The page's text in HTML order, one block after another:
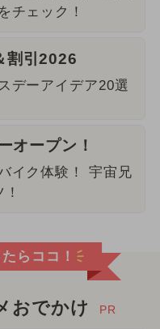
チェック！
割引2026
デーアイデア20選
オープン！
イク体験！ 宇宙兄
らココ！
おでかけ PR